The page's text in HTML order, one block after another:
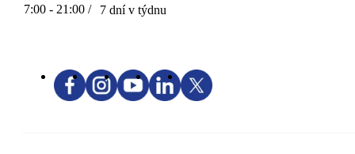
7:00 - 21:00 / 7 dní v týdnu